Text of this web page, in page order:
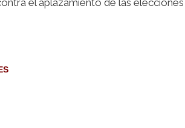
el aplazamiento de las elecciones